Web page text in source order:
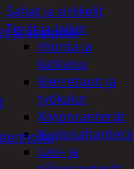
Sahat ja sirkkelit
Terät ja laikat
Hionta ja
katkaisu
Kierretapit ja
työkalut
Kiviporanterät
Kuviosahanterä
Lasi- ja
ja saippuat